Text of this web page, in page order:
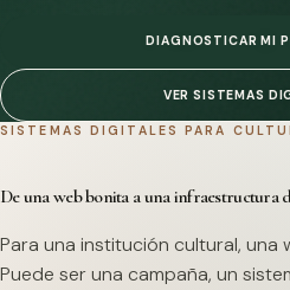
DIAGNOSTICAR MI
VER SISTEMAS
SISTEMAS DIGITALES PARA
De una web bonita a una infraestructura
Para una institución cultural, una
Puede ser una campaña, un